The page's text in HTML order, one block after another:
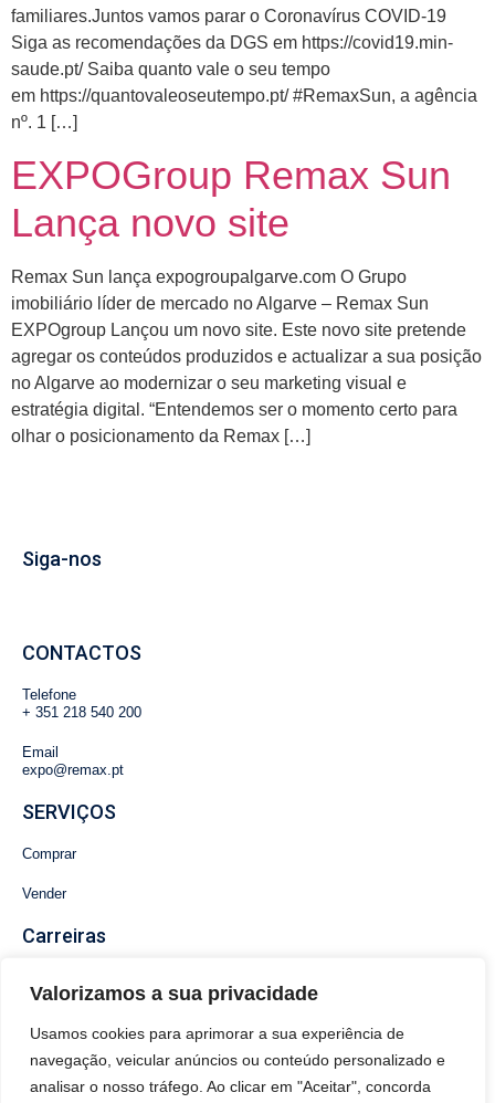
Valorizamos a sua privacidade
Usamos cookies para aprimorar a sua experiência de
navegação, veicular anúncios ou conteúdo personalizado e
analisar o nosso tráfego. Ao clicar em "Aceitar", concorda
familiares.Juntos vamos parar o Coronavírus COVID-19
Siga as recomendações da DGS em https://covid19.min-
saude.pt/ Saiba quanto vale o seu tempo
em https://quantovaleoseutempo.pt/ #RemaxSun, a agência
nº. 1 […]
EXPOGroup Remax Sun
Lança novo site
Remax Sun lança expogroupalgarve.com O Grupo
imobiliário líder de mercado no Algarve – Remax Sun
EXPOgroup Lançou um novo site. Este novo site pretende
agregar os conteúdos produzidos e actualizar a sua posição
no Algarve ao modernizar o seu marketing visual e
estratégia digital. “Entendemos ser o momento certo para
olhar o posicionamento da Remax […]
Siga-nos
CONTACTOS
Telefone
+ 351 218 540 200
Email
expo@remax.pt
SERVIÇOS
Comprar
Vender
Carreiras